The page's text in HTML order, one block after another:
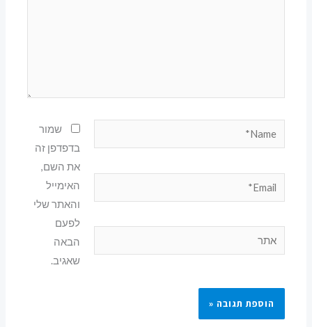
Email*
שמור
בדפדפן זה
את השם,
האימייל
והאתר שלי
לפעם
הבאה
שאגיב.